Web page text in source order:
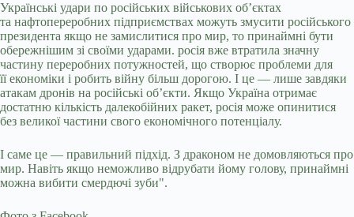
Українські удари по російських військових об’єктах
та нафтопереробних підприємствах можуть змусити російського
президента якщо не замислитися про мир, то принаймні бути
обережнішим зі своїми ударами. росія вже втратила значну
частину переробних потужностей, що створює проблеми для
її економіки і робить війну більш дорогою. І це — лише завдяки
атакам дронів на російські об’єкти. Якщо Україна отримає
достатню кількість далекобійних ракет, росія може опинитися
без великої частини свого економічного потенціалу.
І саме це — правильний підхід. З драконом не домовляються про
мир. Навіть якщо неможливо відрубати йому голову, принаймні
можна вибити смердючі зуби".